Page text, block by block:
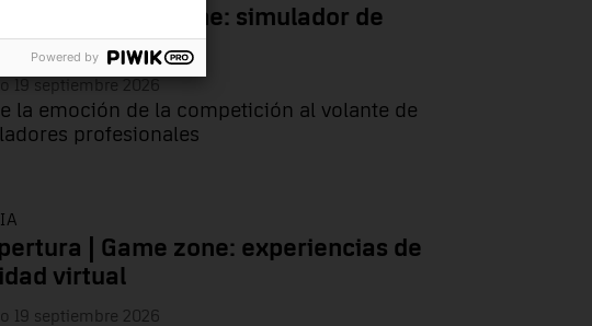
Game zone: simulador de
19 septiembre 2026
la emoción de la competición al volante de
profesionales
| Game zone: experiencias de
virtual
19 septiembre 2026
Powered by